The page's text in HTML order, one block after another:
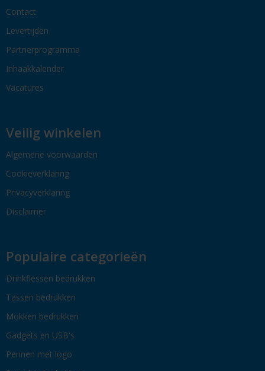
Contact
Levertijden
Partnerprogramma
Inhaakkalender
Vacatures
Veilig winkelen
Algemene voorwaarden
Cookieverklaring
Privacyverklaring
Disclaimer
Populaire categorieën
Drinkflessen bedrukken
Tassen bedrukken
Mokken bedrukken
Gadgets en USB's
Pennen met logo